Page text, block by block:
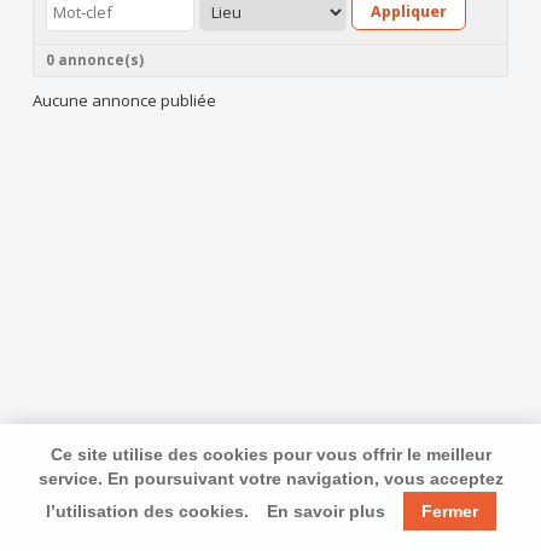
Appliquer
0 annonce(s)
Aucune annonce publiée
Ce site utilise des cookies pour vous offrir le meilleur
service. En poursuivant votre navigation, vous acceptez
l’utilisation des cookies.
En savoir plus Fermer